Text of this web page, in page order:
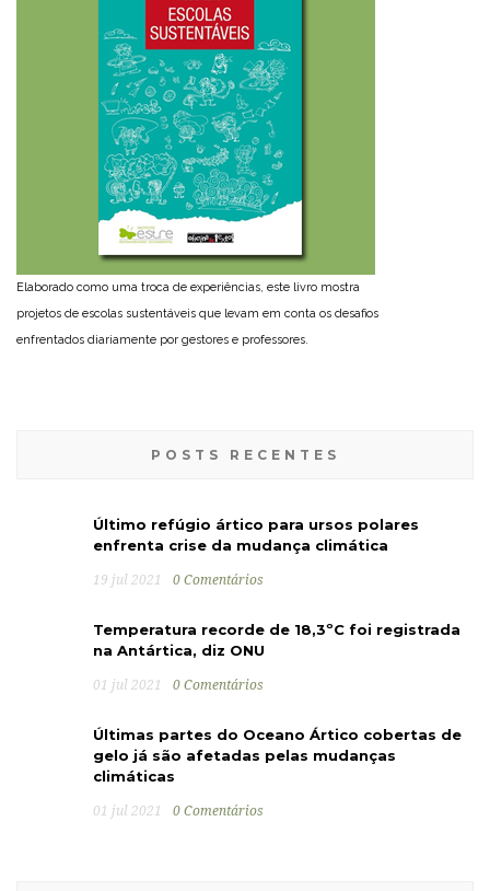
Elaborado como uma troca de experiências, este livro mostra
projetos de escolas sustentáveis que levam em conta os desafios
enfrentados diariamente por gestores e professores.
POSTS RECENTES
Último refúgio ártico para ursos polares
enfrenta crise da mudança climática
19 jul 2021 0 Comentários
Temperatura recorde de 18,3ºC foi registrada
na Antártica, diz ONU
01 jul 2021 0 Comentários
Últimas partes do Oceano Ártico cobertas de
gelo já são afetadas pelas mudanças
climáticas
01 jul 2021 0 Comentários